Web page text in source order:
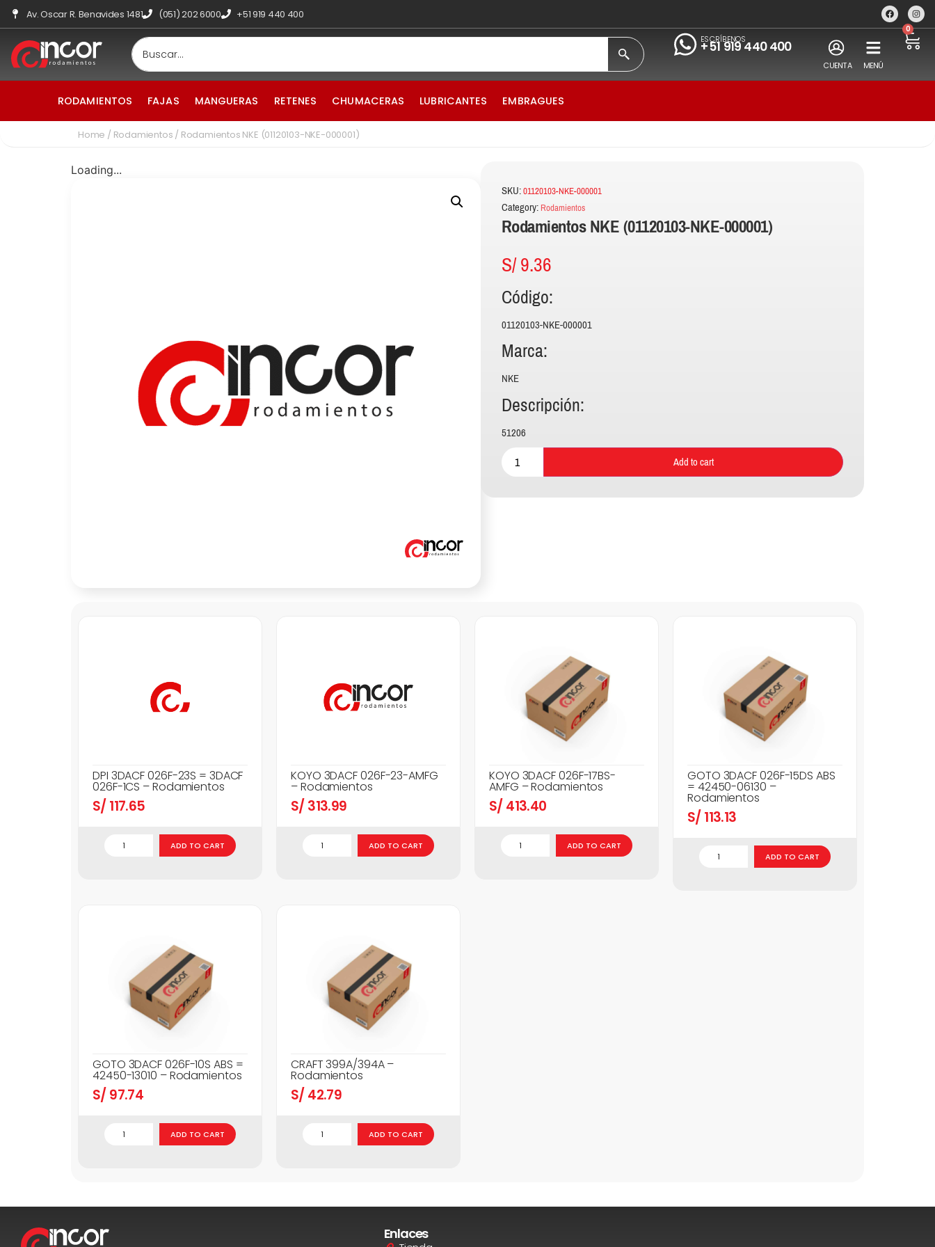
Av. Oscar R. Benavides 1481 (051) 202 6000 +51 919 440 400
ESCRÍBENOS
+51 919 440 400
CUENTA MENÚ
0
RODAMIENTOS FAJAS MANGUERAS RETENES CHUMACERAS LUBRICANTES EMBRAGUES
Home / Rodamientos / Rodamientos NKE (01120103-NKE-000001)
Loading...
SKU:01120103-NKE-000001
Category: Rodamientos
Rodamientos NKE (01120103-NKE-000001)
S/9.36
Código:
01120103-NKE-000001
Marca:
NKE
Descripción:
51206
Add to cart
DPI 3DACF 026F-23S = 3DACF
026F-1CS – Rodamientos
S/ 117.65
ADD TO CART
KOYO 3DACF 026F-23-AMFG
– Rodamientos
S/ 313.99
ADD TO CART
KOYO 3DACF 026F-17BS-
AMFG – Rodamientos
S/ 413.40
ADD TO CART
GOTO 3DACF 026F-15DS ABS
= 42450-06130 –
Rodamientos
S/ 113.13
ADD TO CART
GOTO 3DACF 026F-10S ABS =
42450-13010 – Rodamientos
S/ 97.74
ADD TO CART
CRAFT 399A/394A –
Rodamientos
S/ 42.79
ADD TO CART
Enlaces